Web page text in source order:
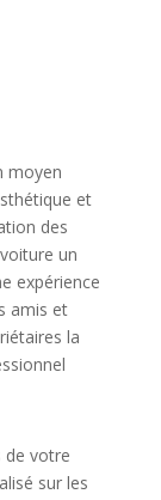
moyen
et
des
un
expérience
amis et
la
de votre
sur les